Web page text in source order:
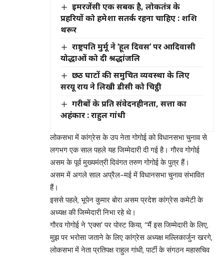
इमरजेंसी एक सबक है, लोकतंत्र के
प्रहरियों को हमेशा सतर्क रहना चाहिए : शशि
थरूर
राष्ट्रपति मुर्मू ने ‘हूल दिवस’ पर आदिवासी
योद्धाओं को दी श्रद्धांजलि
छठ घाटों की समुचित व्यवस्था के लिए
सरयू राय ने लिखी डीसी को चिट्ठी
गरीबों के प्रति संवेदनहीनता, सत्ता का
अहंकार : राहुल गांधी
लोकसभा में कांग्रेस के उप नेता गोगोई को विधानसभा चुनाव से
लगभग एक साल पहले यह जिम्मेदारी दी गई है। गौरव गोगोई
असम के पूर्व मुख्यमंत्री दिवंगत तरुण गोगोई के पुत्र हैं।
असम में अगले साल अप्रैल-मई में विधानसभा चुनाव संभावित
हैं।
इससे पहले, भूपेन कुमार बोरा असम प्रदेश कांग्रेस कमेटी के
अध्यक्ष की जिम्मेदारी निभा रहे थे।
गौरव गोगोई ने ‘एक्स’ पर पोस्ट किया, ‘‘मैं इस जिम्मेदारी के लिए,
मुझ पर भरोसा जताने के लिए कांग्रेस अध्यक्ष मल्लिकार्जुन खरगे,
लोकसभा में नेता प्रतिपक्ष राहुल गांधी, पार्टी के संगठन महासचिव